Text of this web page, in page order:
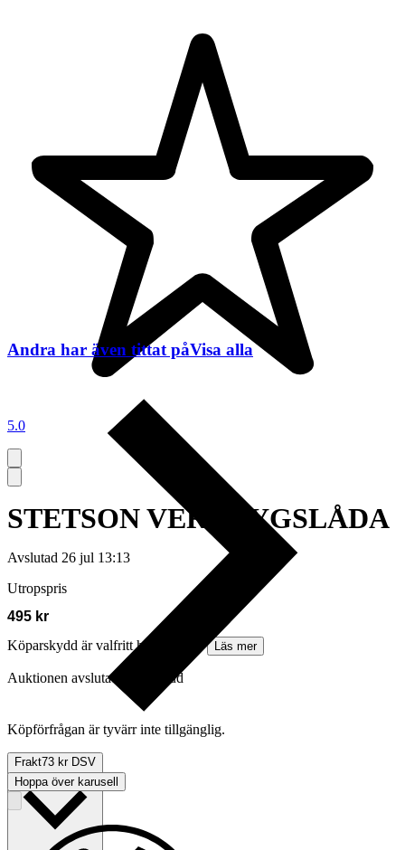
5.0
STETSON VERKTYGSLÅDA
Avslutad 26 jul 13:13
Utropspris
495 kr
Köparskydd är valfritt hos företag.
Läs mer
Auktionen avslutades utan bud
Köpförfrågan är tyvärr inte tillgänglig.
Frakt73 kr DSV
Andra har även tittat påVisa alla
Hoppa över karusell